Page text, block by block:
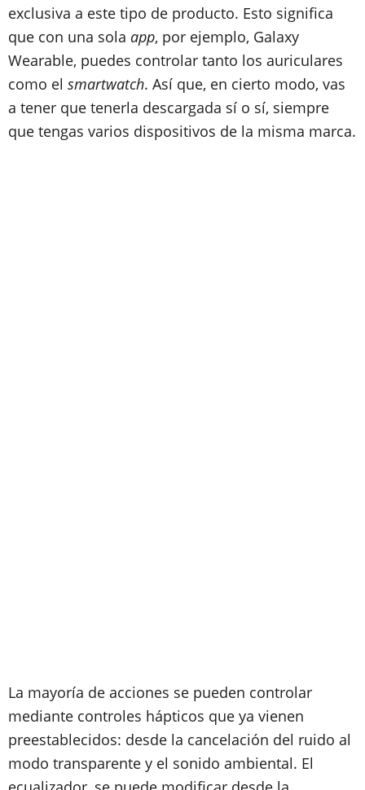
exclusiva a este tipo de producto. Esto significa
que con una sola app, por ejemplo, Galaxy
Wearable, puedes controlar tanto los auriculares
como el smartwatch. Así que, en cierto modo, vas
a tener que tenerla descargada sí o sí, siempre
que tengas varios dispositivos de la misma marca.
La mayoría de acciones se pueden controlar
mediante controles hápticos que ya vienen
preestablecidos: desde la cancelación del ruido al
modo transparente y el sonido ambiental. El